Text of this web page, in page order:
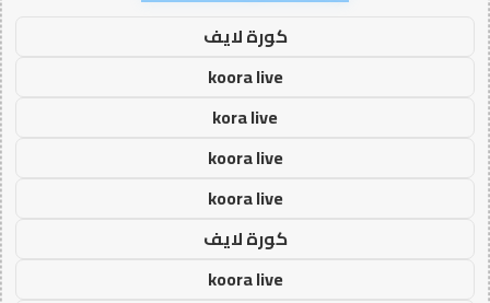
كورة لايف
koora live
kora live
koora live
koora live
كورة لايف
koora live